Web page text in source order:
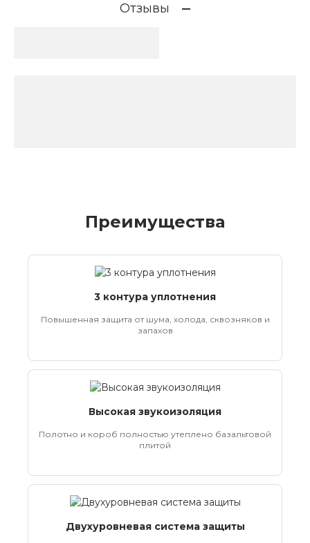
Отзывы
Преимущества
3 контура уплотнения
Повышенная защита от шума, холода, сквозняков и
запахов
Высокая звукоизоляция
Полотно и короб полностью утеплено базальтовой
плитой
Двухуровневая система защиты